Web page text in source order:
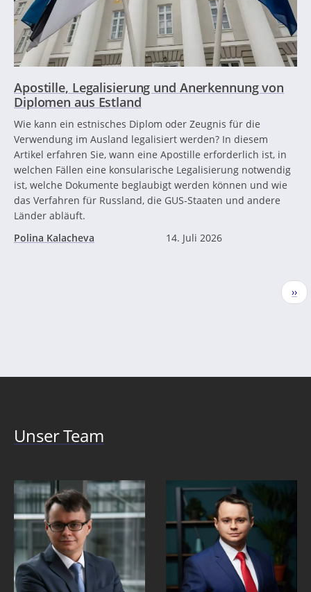
Apostille, Legalisierung und Anerkennung von
Diplomen aus Estland
Wie kann ein estnisches Diplom oder Zeugnis für die
Verwendung im Ausland legalisiert werden? In diesem
Artikel erfahren Sie, wann eine Apostille erforderlich ist, in
welchen Fällen eine konsularische Legalisierung notwendig
ist, welche Dokumente beglaubigt werden können und wie
das Verfahren für Russland, die GUS-Staaten und andere
Länder abläuft.
Polina Kalacheva
14. Juli 2026
››
Unser Team